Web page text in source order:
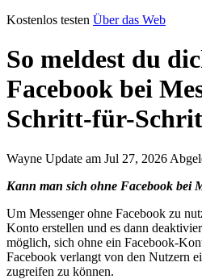
Kostenlos testen Über das Web
So meldest du
Facebook bei
Schritt-für-
Wayne Update am Jul 27, 2026
Kann man sich ohne Facebook bei
Um Messenger ohne Facebook zu
Konto erstellen und es dann
möglich, sich ohne ein Facebook-
Facebook verlangt von den Nutzern
zugreifen zu können.